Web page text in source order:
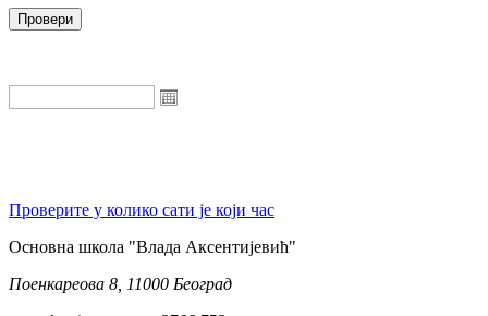
Проверите у колико сати је који час
Oсновна школа "Влада Аксентијевић"
Поенкареова 8, 11000 Београд